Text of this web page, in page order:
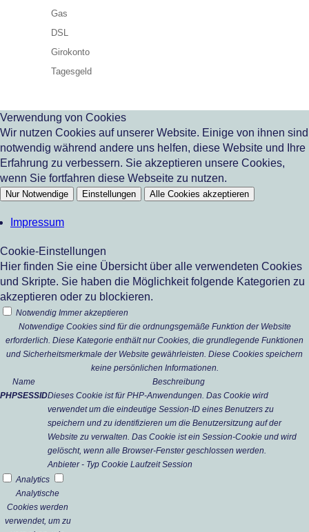
Gas
DSL
Girokonto
Tagesgeld
Verwendung von Cookies
Wir nutzen Cookies auf unserer Website. Einige von ihnen sind
notwendig während andere uns helfen, diese Website und Ihre
Erfahrung zu verbessern. Sie akzeptieren unsere Cookies,
wenn Sie fortfahren diese Webseite zu nutzen.
Nur Notwendige Einstellungen Alle Cookies akzeptieren
Impressum
Cookie-Einstellungen
Hier finden Sie eine Übersicht über alle verwendeten Cookies
und Skripte. Sie haben die Möglichkeit folgende Kategorien zu
akzeptieren oder zu blockieren.
Notwendig Immer akzeptieren
Notwendige Cookies sind für die ordnungsgemäße Funktion der Website
erforderlich. Diese Kategorie enthält nur Cookies, die grundlegende Funktionen
und Sicherheitsmerkmale der Website gewährleisten. Diese Cookies speichern
keine persönlichen Informationen.
Name
Beschreibung
PHPSESSIDDieses Cookie ist für PHP-Anwendungen. Das Cookie wird
verwendet um die eindeutige Session-ID eines Benutzers zu
speichern und zu identifizieren um die Benutzersitzung auf der
Website zu verwalten. Das Cookie ist ein Session-Cookie und wird
gelöscht, wenn alle Browser-Fenster geschlossen werden.
Anbieter - Typ Cookie Laufzeit Session
Analytics
Analytische
Cookies werden
verwendet, um zu